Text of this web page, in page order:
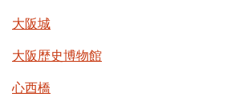
大阪城
大阪歴史博物館
心西橋